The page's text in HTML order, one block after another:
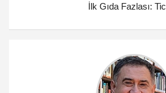
İlk Gıda Fazlası: